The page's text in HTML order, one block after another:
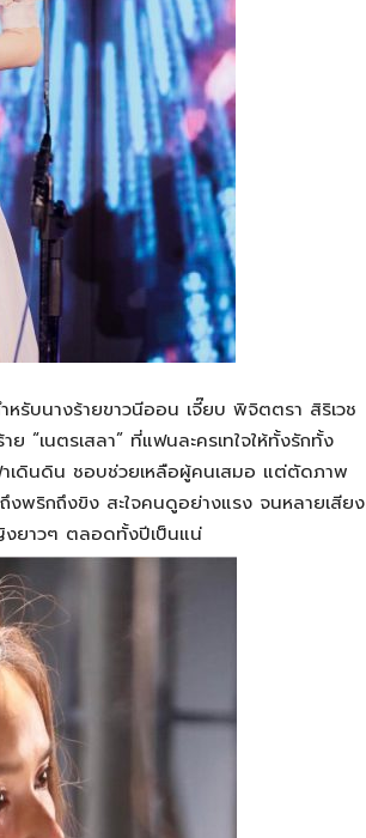
รับนางร้ายขาวนีออน เจี๊ยบ พิจิตตรา สิริเวช
“เนตรเสลา” ที่แฟนละครเทใจให้ทั้งรักทั้ง
เดินดิน ชอบช่วยเหลือผู้คนเสมอ แต่ตัดภาพ
งพริกถึงขิง สะใจคนดูอย่างแรง จนหลายเสียง
งยาวๆ ตลอดทั้งปีเป็นแน่